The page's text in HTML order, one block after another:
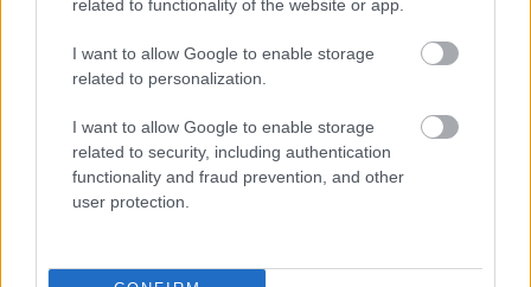
related to functionality of the website or app.
I want to allow Google to enable storage
related to personalization.
I want to allow Google to enable storage
related to security, including authentication
functionality and fraud prevention, and other
user protection.
TERMÉSZETFELETTI ERŐK ÉS ELFELEDETT
TITKOK: ITT A SHELBY OAKS – A GONOSZ